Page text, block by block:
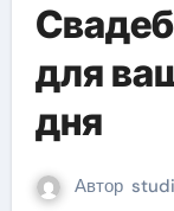
для
дня
Автор